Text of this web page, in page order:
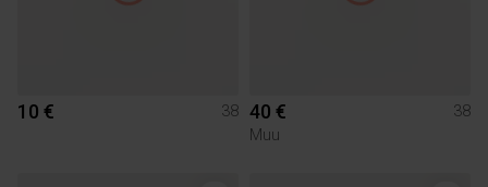
10 € 38 40 €
38
Muu